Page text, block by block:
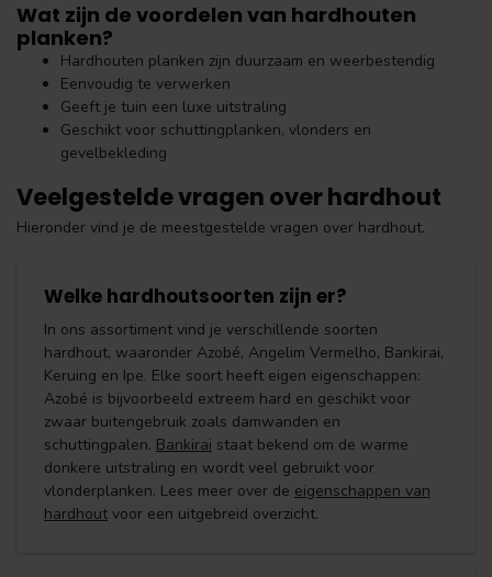
Wat zijn de voordelen van hardhouten
planken?
Hardhouten planken zijn duurzaam en weerbestendig
Eenvoudig te verwerken
Geeft je tuin een luxe uitstraling
Geschikt voor schuttingplanken, vlonders en
gevelbekleding
Veelgestelde vragen over hardhout
Hieronder vind je de meestgestelde vragen over hardhout.
Welke hardhoutsoorten zijn er?
In ons assortiment vind je verschillende soorten
hardhout, waaronder Azobé, Angelim Vermelho, Bankirai,
Keruing en Ipe. Elke soort heeft eigen eigenschappen:
Azobé is bijvoorbeeld extreem hard en geschikt voor
zwaar buitengebruik zoals damwanden en
schuttingpalen. Bankirai staat bekend om de warme
donkere uitstraling en wordt veel gebruikt voor
vlonderplanken. Lees meer over de eigenschappen van
hardhout voor een uitgebreid overzicht.